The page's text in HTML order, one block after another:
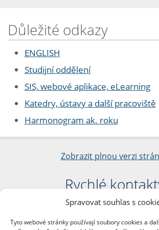
Spravovat souhlas s
Tyto webové stránky používají soubory cookies a
Důležité odkazy
ENGLISH
Studijní oddělení
SIS, webové aplikace, eLearning
Katedry, ústavy a další pracoviště
Harmonogram ak. roku
Zobrazit plnou verzi
Rychlé
Filozofická fakulta
nám. Jana Palacha 1/2